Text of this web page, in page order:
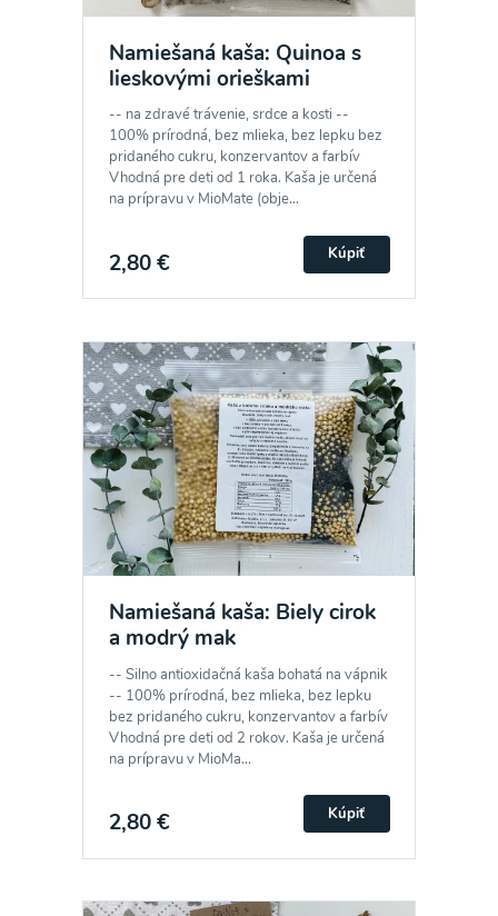
Namiešaná kaša: Quinoa s
lieskovými orieškami
-- na zdravé trávenie, srdce a kosti --
100% prírodná, bez mlieka, bez lepku bez
pridaného cukru, konzervantov a farbív
Vhodná pre deti od 1 roka. Kaša je určená
na prípravu v MioMate (obje...
2,80 € Kúpiť
Namiešaná kaša: Biely cirok
a modrý mak
-- Silno antioxidačná kaša bohatá na vápnik
-- 100% prírodná, bez mlieka, bez lepku
bez pridaného cukru, konzervantov a farbív
Vhodná pre deti od 2 rokov. Kaša je určená
na prípravu v MioMa...
2,80 € Kúpiť
Odber noviniek a akcií
Odoslaním registrácie na Newsletter súhlasím so
spracovaním osobných údajov pre účely
zasielania newsletteru a potvrdzujem, že som si